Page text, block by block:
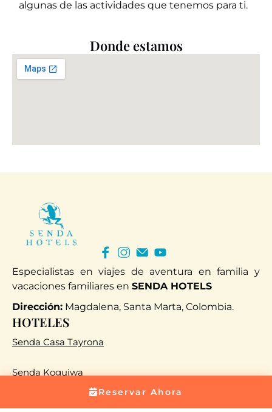
algunas de las actividades que tenemos para ti.
Donde estamos
Especialistas en viajes de aventura en familia y
vacaciones familiares en SENDA HOTELS
Dirección: Magdalena, Santa Marta, Colombia.
HOTELES
Senda Casa Tayrona
Senda Koguiwa
Reservar Ahora